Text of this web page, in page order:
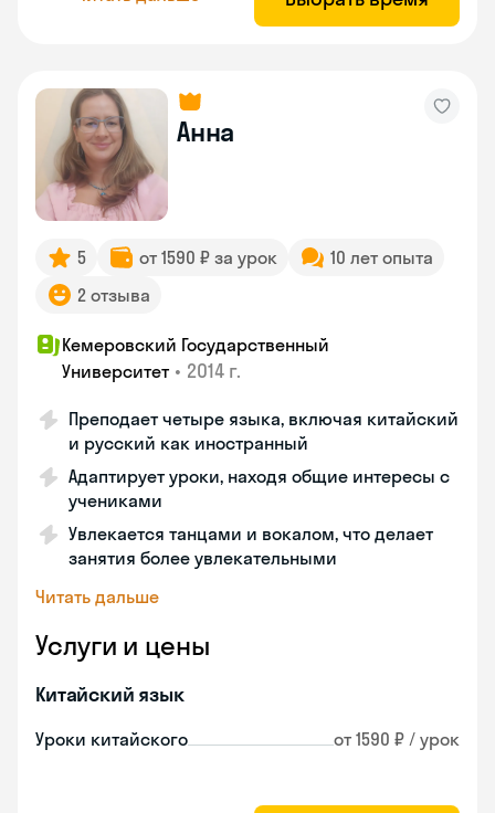
Анна
5 от 1590 ₽ за урок
10 лет опыта
2 отзыва
Кемеровский Государственный
Университет • 2014 г.
Преподает четыре языка, включая китайский
и русский как иностранный
Адаптирует уроки, находя общие интересы с
учениками
Увлекается танцами и вокалом, что делает
занятия более увлекательными
Читать дальше
Услуги и цены
Китайский язык
Уроки китайского от 1590 ₽ / урок